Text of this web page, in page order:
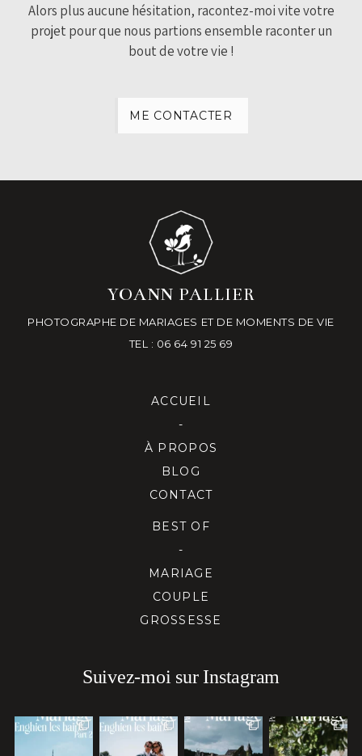
Alors plus aucune hésitation, racontez-moi vite votre
projet pour que nous partions ensemble raconter un
bout de votre vie !
ME CONTACTER
YOANN PALLIER
PHOTOGRAPHE DE MARIAGES ET DE MOMENTS DE VIE
TEL : 06 64 91 25 69
ACCUEIL
-
À PROPOS
BLOG
CONTACT
BEST OF
-
MARIAGE
COUPLE
GROSSESSE
Suivez-moi sur Instagram